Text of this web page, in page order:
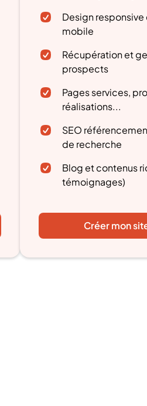
Design
mobile
Récupération et
prospects
Pages services,
réalisations...
SEO
de recherche
Blog et contenus
témoignages)
Créer mon